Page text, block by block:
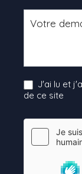
J'ai lu et
de ce site